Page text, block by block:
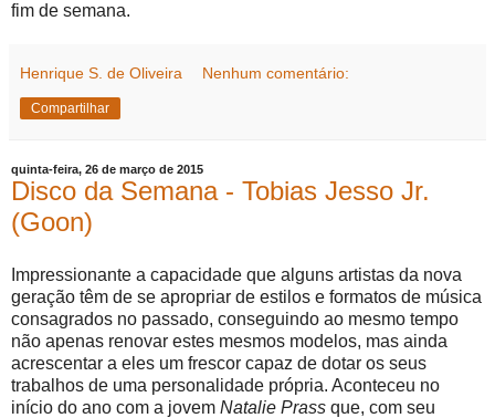
fim de semana.
Henrique S. de Oliveira Nenhum comentário:
Compartilhar
quinta-feira, 26 de março de 2015
Disco da Semana - Tobias Jesso Jr.
(Goon)
Impressionante a capacidade que alguns artistas da nova
geração têm de se apropriar de estilos e formatos de música
consagrados no passado, conseguindo ao mesmo tempo
não apenas renovar estes mesmos modelos, mas ainda
acrescentar a eles um frescor capaz de dotar os seus
trabalhos de uma personalidade própria. Aconteceu no
início do ano com a jovem Natalie Prass que, com seu